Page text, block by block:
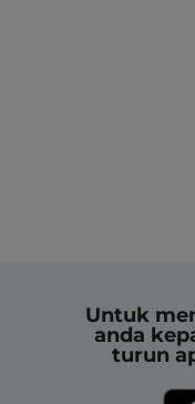
Untuk
anda
turun